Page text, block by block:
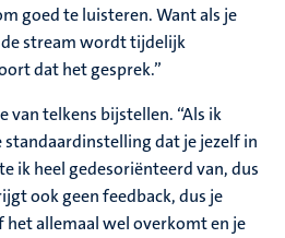
goed te luisteren. Want als je
stream wordt tijdelijk
dat het gesprek.”
van telkens bijstellen. “Als ik
standaardinstelling dat je jezelf in
ik heel gedesoriënteerd van, dus
ook geen feedback, dus je
allemaal wel overkomt en je